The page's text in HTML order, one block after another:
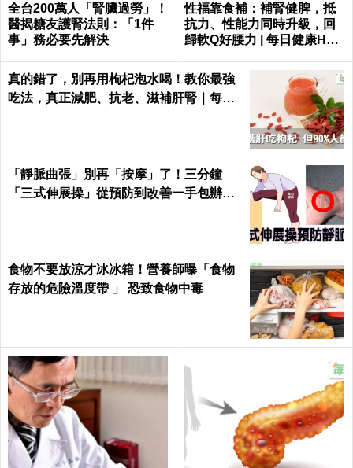
全台200萬人「腎臟過勞」！
醫揭糖友護腎法則：「1件
事」務必要先解決
性福靠食補：補腎健脾，抵
抗力、性能力同時升級，回
歸軟Q好腰力 | 每日健康Heal
真的錯了，別再用枸杞泡水喝！教你最強
吃法，真正減肥、抗老、滋補肝腎｜每日
「靜脈曲張」別再「按摩」了！三分鐘
「三式伸展操」從預防到改善一手包辦｜
食物不要放涼才冰冰箱！營養師曝「食物
存放的危險溫度帶 」 恐致食物中毒